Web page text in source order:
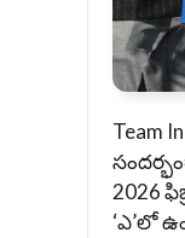
Team
2026
‘ఎ’లో